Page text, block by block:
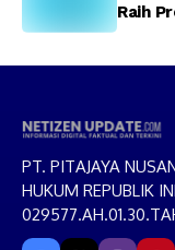
Raih
PT. PITAJAYA
HUKUM REPUBLIK